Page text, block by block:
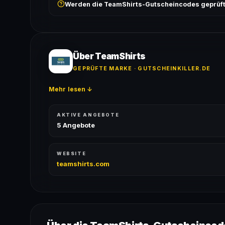
ausgeschlossen, sofern die Angebotsbedingungen
Werden die TeamShirts-Gutscheincodes
Über TeamShirts
GEPRÜFTE MARKE · GUTSCHEINKILLER.DE
Mehr lesen ↓
AKTIVE ANGEBOTE
5 Angebote
WEBSITE
teamshirts.com